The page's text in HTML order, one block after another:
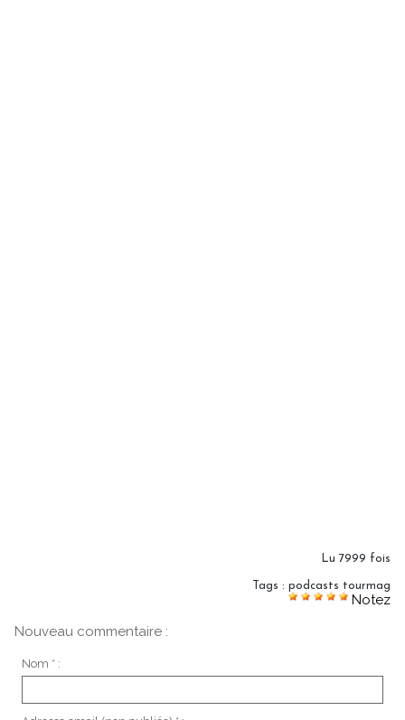
Lu 7999 fois
Tags : podcasts tourmag
Notez
Nouveau commentaire :
Nom * :